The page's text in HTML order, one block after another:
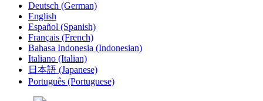
Deutsch (German)
English
Español (Spanish)
Français (French)
Bahasa Indonesia (Indonesian)
Italiano (Italian)
日本語 (Japanese)
Português (Portuguese)